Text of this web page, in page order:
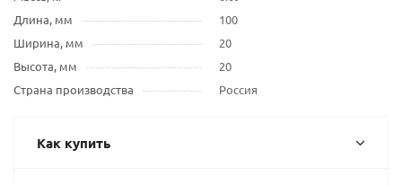
Длина, мм
100
Ширина, мм
20
Высота, мм
20
Страна производства
Россия
Как купить